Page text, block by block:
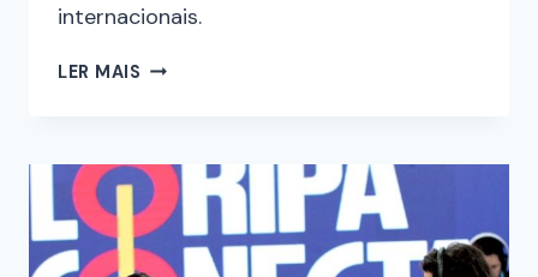
internacionais.
LER MAIS